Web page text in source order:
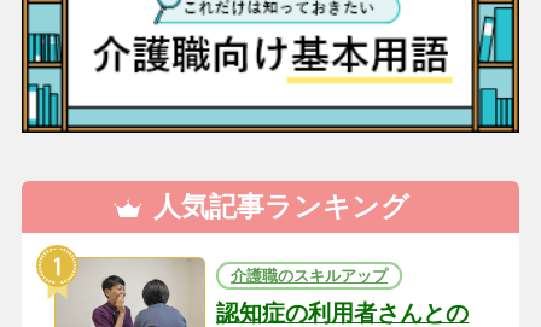
人気記事ランキング
介護職のスキルアップ
認知症の利用者さんとの